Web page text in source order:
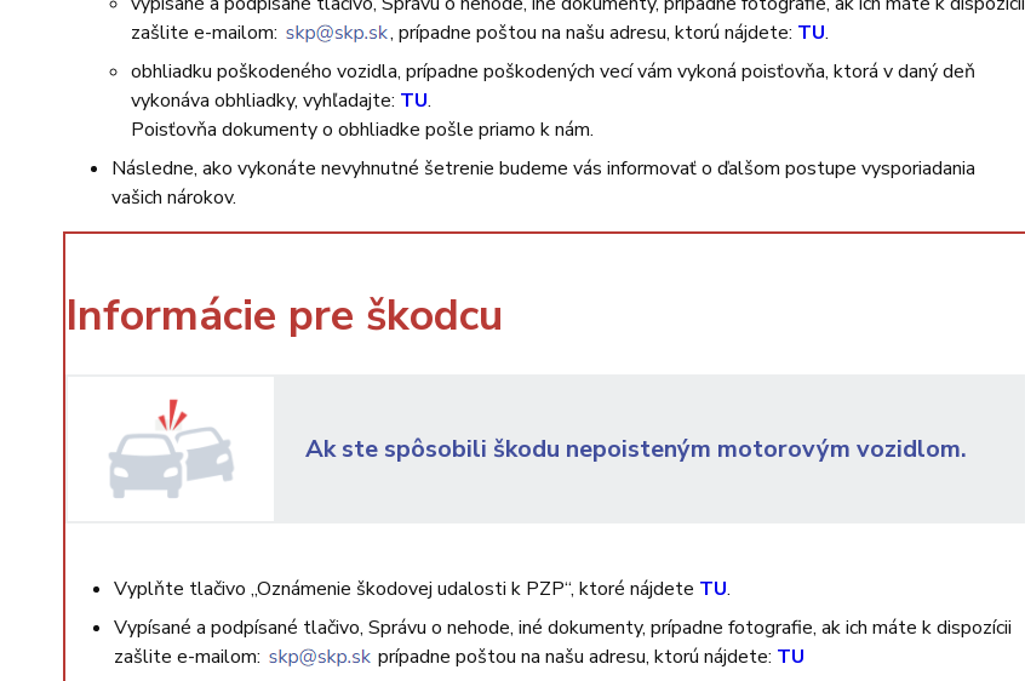
zašlite e-mailom:
, prípadne poštou na našu adresu, ktorú nájdete: TU.
obhliadku poškodeného vozidla, prípadne poškodených vecí vám vykoná poisťovňa, ktorá v daný deň
vykonáva obhliadky, vyhľadajte: TU.
Poisťovňa dokumenty o obhliadke pošle priamo k nám.
Následne, ako vykonáte nevyhnutné šetrenie budeme vás informovať o ďalšom postupe vysporiadania
vašich nárokov.
Informácie pre škodcu
Ak ste spôsobili škodu nepoisteným motorovým vozidlom.
Vyplňte tlačivo „Oznámenie škodovej udalosti k PZP“, ktoré nájdete TU.
Vypísané a podpísané tlačivo, Správu o nehode, iné dokumenty, prípadne fotografie, ak ich máte k dispozícii
zašlite e-mailom:
prípadne poštou na našu adresu, ktorú nájdete: TU